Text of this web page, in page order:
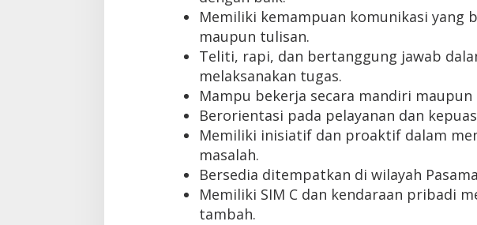
Memiliki kemampuan komunikasi yang
maupun tulisan.
Teliti, rapi, dan bertanggung jawab
melaksanakan tugas.
Mampu bekerja secara mandiri
Berorientasi pada pelayanan dan
Memiliki inisiatif dan proaktif dalam
masalah.
Bersedia ditempatkan di wilayah
Memiliki SIM C dan kendaraan pribadi
tambah.